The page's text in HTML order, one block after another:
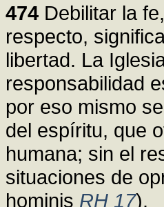
474 Debilitar la
respecto,
libertad. La
responsabilidad
por eso mismo
del espíritu, que
humana; sin el
situaciones de
hominis RH 17).